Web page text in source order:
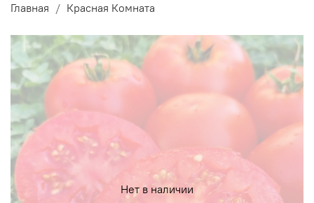
Главная Красная Комната
Нет в наличии